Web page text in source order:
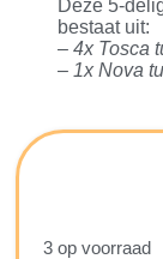
Deze 5-
bestaat uit:
– 4x Tosca
– 1x Nova
3 op voorraad